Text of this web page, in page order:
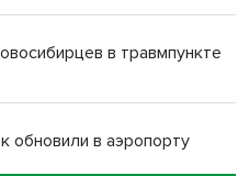
в травмпункте
в аэропорту